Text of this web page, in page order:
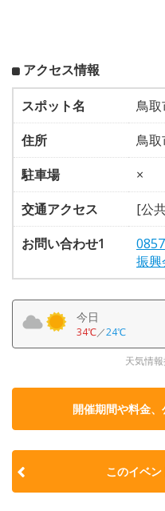
アクセス情報
スポット名
鳥
住所
鳥
駐車場
×
交通アクセス
[公
お問い合わせ1
振興
今日
34℃／24℃
天気情
開催期間や料金
このイベ